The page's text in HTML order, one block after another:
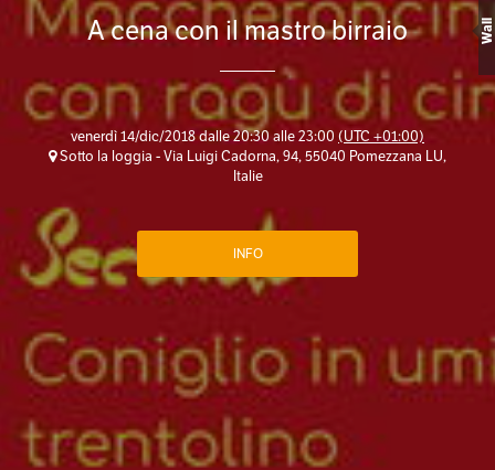
A cena con il mastro birraio
venerdì 14/dic/2018 dalle 20:30 alle 23:00 (UTC +01:00)
Sotto la loggia - Via Luigi Cadorna, 94, 55040 Pomezzana LU,
Italie
INFO
Wall